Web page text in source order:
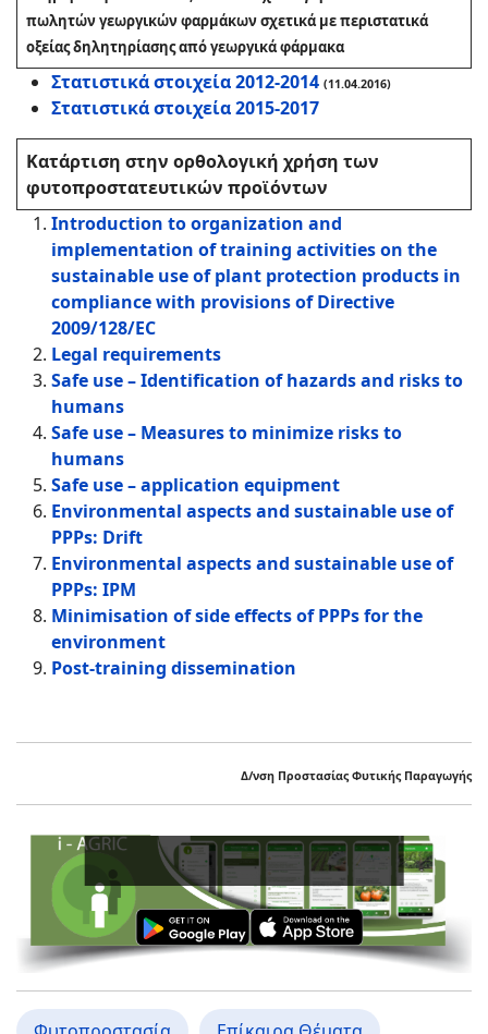
πωλητών γεωργικών φαρμάκων σχετικά με περιστατικά
οξείας δηλητηρίασης από γεωργικά φάρμακα
Στατιστικά στοιχεία 2012-2014 (11.04.2016)
Στατιστικά στοιχεία 2015-2017
Κατάρτιση στην ορθολογική χρήση των
φυτοπροστατευτικών προϊόντων
Introduction to organization and
implementation of training activities on the
sustainable use of plant protection products in
compliance with provisions of Directive
2009/128/EC
Legal requirements
Safe use – Identification of hazards and risks to
humans
Safe use – Measures to minimize risks to
humans
Safe use – application equipment
Environmental aspects and sustainable use of
PPPs: Drift
Environmental aspects and sustainable use of
PPPs: IPM
Minimisation of side effects of PPPs for the
environment
Post-training dissemination
Δ/νση Προστασίας Φυτικής Παραγωγής